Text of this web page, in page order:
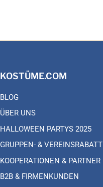
KOSTÜME.COM
BLOG
ÜBER UNS
HALLOWEEN PARTYS 2025
GRUPPEN- & VEREINSRABATT
KOOPERATIONEN & PARTNER
B2B & FIRMENKUNDEN